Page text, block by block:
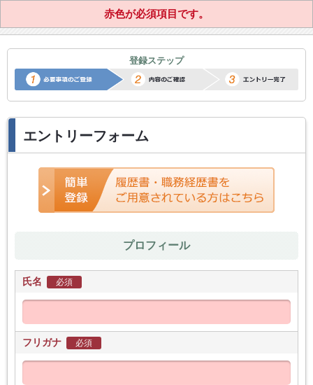
正社員転職サポートエントリー
登録ステップ
エントリーフォーム
プロフィール
氏名 必須
フリガナ 必須
赤色が必須項目です。